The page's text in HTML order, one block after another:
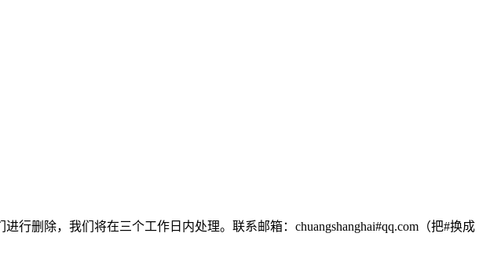
删除，我们将在三个工作日内处理。联系邮箱：chuangshanghai#qq.com（把#换成